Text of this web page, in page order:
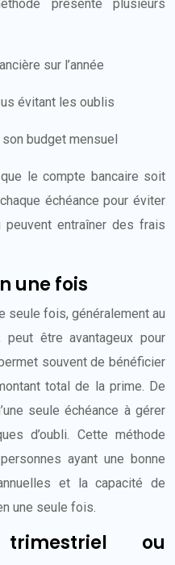
présente plusieurs
sur l’année
évitant les oublis
budget mensuel
le compte bancaire soit
échéance pour éviter
entraîner des frais
une fois
seule fois, généralement au
peut être avantageux pour
souvent de bénéficier
total de la prime. De
seule échéance à gérer
d’oubli. Cette méthode
ayant une bonne
et la capacité de
une seule fois.
trimestriel ou